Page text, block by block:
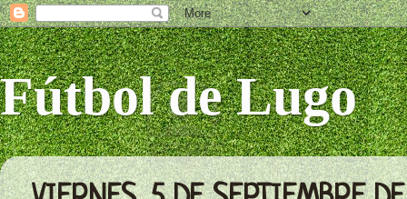
Fútbol de Lugo